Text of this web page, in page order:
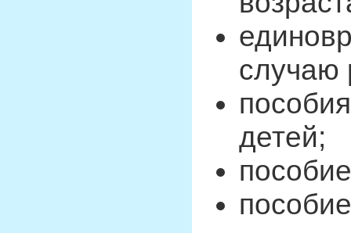
случаю
детей;